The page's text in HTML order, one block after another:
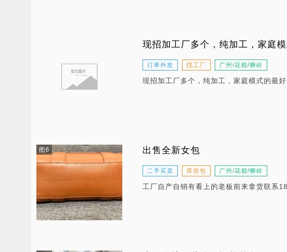
现招加工厂多个，纯加工，家庭
订单外发 找工厂 广州/花都/狮岭
现招加工厂多个，纯加工，家庭模式的最
图6 出售全新女包
二手买卖 库存包 广州/花都/狮岭
工厂自产自销有看上的老板前来拿货联系